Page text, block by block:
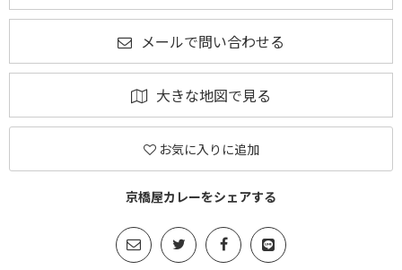
メールで問い合わせる
大きな地図で見る
お気に入りに追加
京橋屋カレーをシェアする